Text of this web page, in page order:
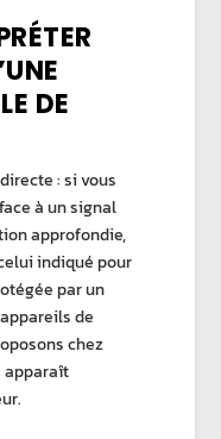
DE
: si vous
à unsignal
approfondie,
indiqué pour
par un
appareils de
chez
apparaît